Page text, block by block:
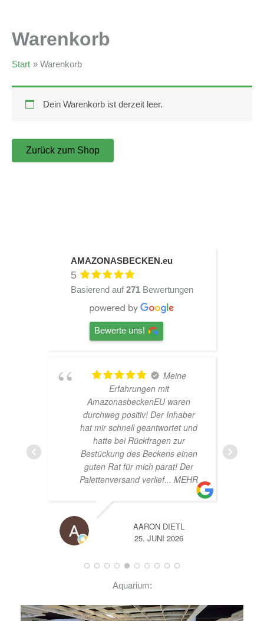
Warenkorb
Start Warenkorb
Dein Warenkorb ist derzeit leer.
Zurück zum Shop
AMAZONASBECKEN.eu
5
Basierend auf 271 Bewertungen
Bewerte uns!
Meine
AmazonasbeckenEU waren
durchweg positiv! Der Inhaber
mir schnell geantwortet und
hatte bei Rückfragen zur
des Beckens einen
guten Rat für mich parat! Der
verlief... MEHR
AARON DIETL
25. JUNI 2026
nette Beratung! Ich
Aquarium: